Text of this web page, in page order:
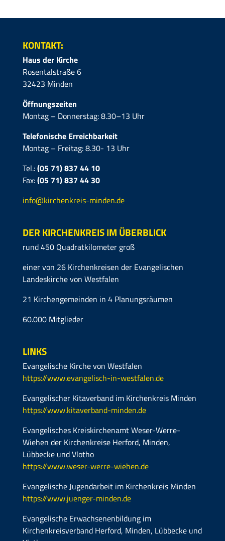
KONTAKT:
Haus der Kirche
Rosentalstraße 6
32423 Minden
Öffnungszeiten
Montag – Donnerstag: 8.30–13 Uhr
Telefonische Erreichbarkeit
Montag – Freitag: 8.30- 13 Uhr
Tel.:(05 71) 837 44 10
Fax:(05 71)837 44 30
info@kirchenkreis-minden.de
DER KIRCHENKREIS IM ÜBERBLICK
rund 450 Quadratkilometer groß
einer von 26 Kirchenkreisen der Evangelischen
Landeskirche von Westfalen
21 Kirchengemeinden in 4 Planungsräumen
60.000 Mitglieder
LINKS
Evangelische Kirche von Westfalen
https://www.evangelisch-in-westfalen.de
Evangelischer Kitaverband im Kirchenkreis Minden
https://www.kitaverband-minden.de
Evangelisches Kreiskirchenamt Weser-Werre-
Wiehen der Kirchenkreise Herford, Minden,
Lübbecke und Vlotho
https://www.weser-werre-wiehen.de
Evangelische Jugendarbeit im Kirchenkreis Minden
https://www.juenger-minden.de
Evangelische Erwachsenenbildung im
Kirchenkreisverband Herford, Minden, Lübbecke und